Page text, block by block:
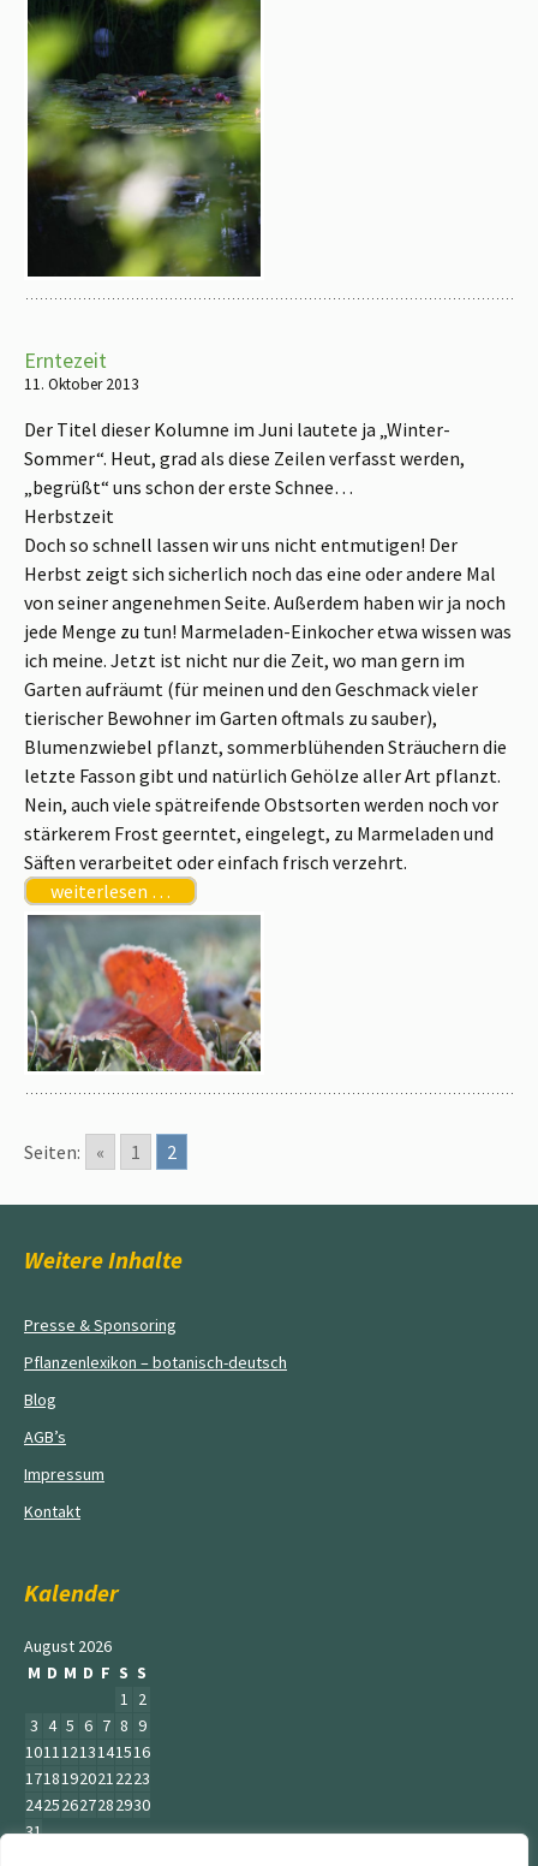
Erntezeit
11. Oktober 2013
Der Titel dieser Kolumne im Juni lautete ja „Winter-
Sommer“. Heut, grad als diese Zeilen verfasst werden,
„begrüßt“ uns schon der erste Schnee…
Herbstzeit
Doch so schnell lassen wir uns nicht entmutigen! Der
Herbst zeigt sich sicherlich noch das eine oder andere Mal
von seiner angenehmen Seite. Außerdem haben wir ja noch
jede Menge zu tun! Marmeladen-Einkocher etwa wissen was
ich meine. Jetzt ist nicht nur die Zeit, wo man gern im
Garten aufräumt (für meinen und den Geschmack vieler
tierischer Bewohner im Garten oftmals zu sauber),
Blumenzwiebel pflanzt, sommerblühenden Sträuchern die
letzte Fasson gibt und natürlich Gehölze aller Art pflanzt.
Nein, auch viele spätreifende Obstsorten werden noch vor
stärkerem Frost geerntet, eingelegt, zu Marmeladen und
Säften verarbeitet oder einfach frisch verzehrt.
weiterlesen …
Seiten: « 1 2
Weitere Inhalte
Presse & Sponsoring
Pflanzenlexikon – botanisch-deutsch
Blog
AGB’s
Impressum
Kontakt
Kalender
August 2026
M D M D F S S
1
2
3 4 5 6 7 8 9
1011 1213141516
1718192021 2223
24252627282930
31